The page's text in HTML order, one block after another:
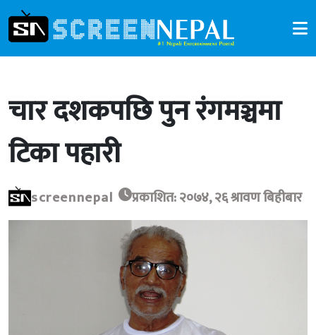
चार दशकपछि पुन रंगमञ्चमा
टिका पहारी
screennepal प्रकाशित: २०७४, २६ श्रावण बिहीबार